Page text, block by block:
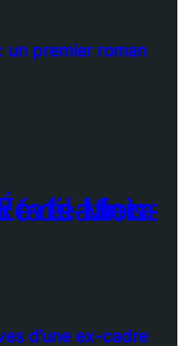
un premier roman
d’une ex-cadre